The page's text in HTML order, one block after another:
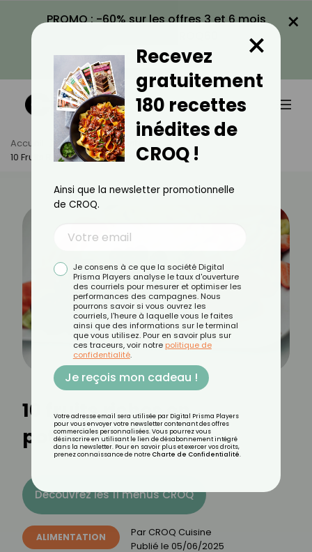
PROMO : -60% sur les offres 3 et 6 mois
VOIR LA PROMO
×
Accueil Actus
Alimentation
10 Fruits Riches En Potassium
10 fruits riches en
potassium
Découvrez les 11 menus CROQ
ALIMENTATION Par CROQ Cuisine
Publié le 05/06/2025
Recevez
gratuitement
180 recettes
inédites de
CROQ !
×
Ainsi que la newsletter promotionnelle
de CROQ.
Je consens à ce que la société Digital
Prisma Players analyse le taux d'ouverture
des courriels pour mesurer et optimiser les
performances des campagnes. Nous
pourrons savoir si vous ouvrez les
courriels, l'heure à laquelle vous le faites
ainsi que des informations sur le terminal
que vous utilisez. Pour en savoir plus sur
ces traceurs, voir notre politique de
confidentialité.
Je reçois mon cadeau !
Votre adresse email sera utilisée par Digital Prisma Players
pour vous envoyer votre newsletter contenant des offres
commerciales personnalisées. Vous pourrez vous
désinscrire en utilisant le lien de désabonnement intégré
dans la newsletter. Pour en savoir plus et exercer vos droits,
prenez connaissance de notre Charte de Confidentialité.